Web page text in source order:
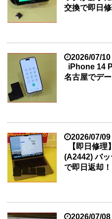
交換で即日修
2026/07/10
iPhone 14
名古屋でデ
2026/07/09
【即日修
(A2442) バ
で即日返却！
2026/07/08